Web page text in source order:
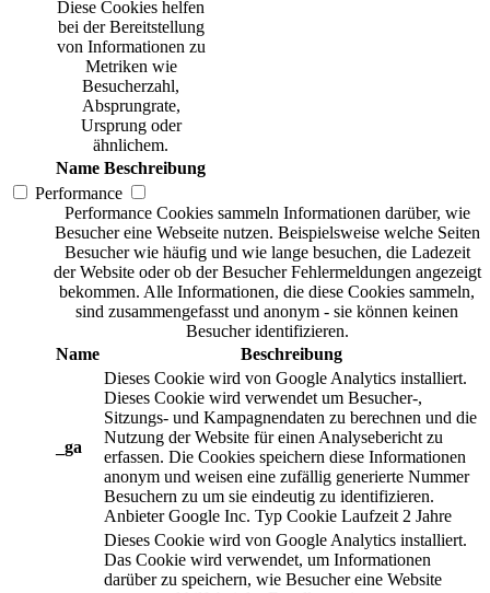
Diese Cookies helfen
bei der Bereitstellung
von Informationen zu
Metriken wie
Besucherzahl,
Absprungrate,
Ursprung oder
ähnlichem.
Name Beschreibung
Performance
Performance Cookies sammeln Informationen darüber, wie
Besucher eine Webseite nutzen. Beispielsweise welche Seiten
Besucher wie häufig und wie lange besuchen, die Ladezeit
der Website oder ob der Besucher Fehlermeldungen angezeigt
bekommen. Alle Informationen, die diese Cookies sammeln,
sind zusammengefasst und anonym - sie können keinen
Besucher identifizieren.
Name
Beschreibung
_ga
Dieses Cookie wird von Google Analytics installiert.
Dieses Cookie wird verwendet um Besucher-,
Sitzungs- und Kampagnendaten zu berechnen und die
Nutzung der Website für einen Analysebericht zu
erfassen. Die Cookies speichern diese Informationen
anonym und weisen eine zufällig generierte Nummer
Besuchern zu um sie eindeutig zu identifizieren.
Anbieter Google Inc. Typ Cookie Laufzeit 2 Jahre
Dieses Cookie wird von Google Analytics installiert.
Das Cookie wird verwendet, um Informationen
darüber zu speichern, wie Besucher eine Website